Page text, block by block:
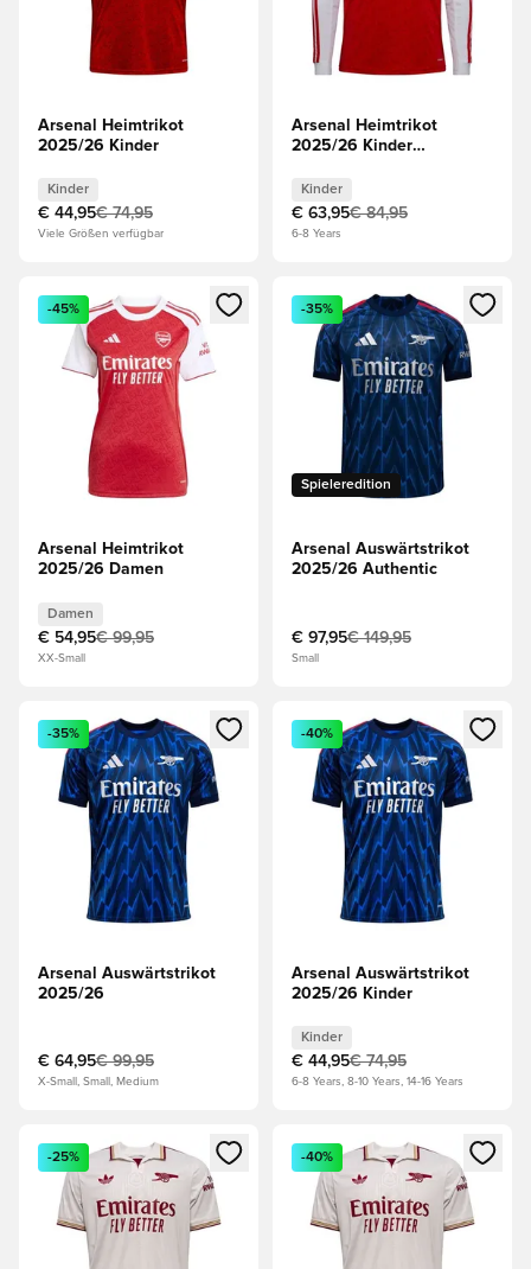
Arsenal Heimtrikot
2025/26 Kinder
Kinder
€ 44,95€ 74,95
Viele Größen verfügbar
Arsenal Heimtrikot
2025/26 Kinder
Kinder
€ 63,95€ 84,95
6-8 Years
Öffnet ein Fenster zum Anmelden oder Registrieren als
-45%
Arsenal Heimtrikot
2025/26 Damen
Damen
€ 54,95€ 99,95
XX-Small
Öffnet ein Fenster zum
Spieleredition
-35%
Arsenal Auswärtstrikot
2025/26 Authentic
€ 97,95€ 149,95
Small
Öffnet ein Fenster zum Anmelden oder Registrieren als
-35%
Arsenal Auswärtstrikot
2025/26
€ 64,95€ 99,95
X-Small, Small, Medium
Öffnet ein Fenster zum
-40%
Arsenal Auswärtstrikot
2025/26 Kinder
Kinder
€ 44,95€ 74,95
6-8 Years, 8-10 Years, 14-16 Years
Öffnet ein Fenster zum Anmelden oder Registrieren als
-25%
Öffnet ein Fenster zum
-40%